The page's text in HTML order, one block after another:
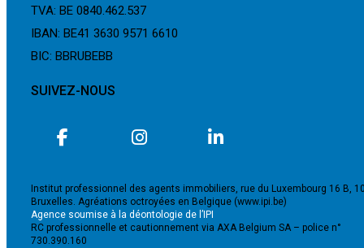
TVA: BE 0840.462.537
IBAN: BE41 3630 9571 6610
BIC: BBRUBEBB
SUIVEZ-NOUS
Institut professionnel des agents immobiliers, rue du Luxembourg 16 B,
Bruxelles. Agréations octroyées en Belgique (www.ipi.be)
Agence soumise à la déontologie de l’IPI
RC professionnelle et cautionnement via AXA Belgium SA – police n°
730.390.160